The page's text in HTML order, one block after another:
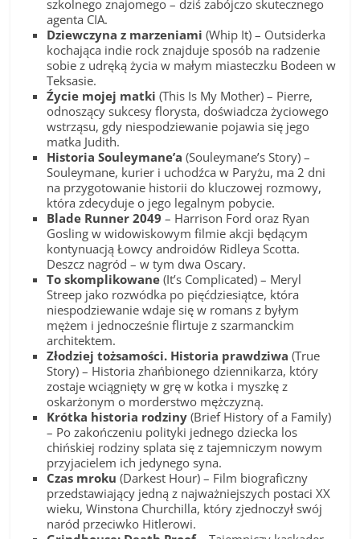
szkolnego znajomego – dziś zabójczo skutecznego
agenta CIA.
Dziewczyna z marzeniami (Whip It) – Outsiderka
kochająca indie rock znajduje sposób na radzenie
sobie z udręką życia w małym miasteczku Bodeen w
Teksasie.
Źycie mojej matki (This Is My Mother) – Pierre,
odnoszący sukcesy florysta, doświadcza życiowego
wstrząsu, gdy niespodziewanie pojawia się jego
matka Judith.
Historia Souleymane’a (Souleymane’s Story) –
Souleymane, kurier i uchodźca w Paryżu, ma 2 dni
na przygotowanie historii do kluczowej rozmowy,
która zdecyduje o jego legalnym pobycie.
Blade Runner 2049 – Harrison Ford oraz Ryan
Gosling w widowiskowym filmie akcji będącym
kontynuacją Łowcy androidów Ridleya Scotta.
Deszcz nagród – w tym dwa Oscary.
To skomplikowane (It’s Complicated) – Meryl
Streep jako rozwódka po pięćdziesiątce, która
niespodziewanie wdaje się w romans z byłym
mężem i jednocześnie flirtuje z szarmanckim
architektem.
Złodziej tożsamości. Historia prawdziwa (True
Story) – Historia zhańbionego dziennikarza, który
zostaje wciągnięty w grę w kotka i myszkę z
oskarżonym o morderstwo mężczyzną.
Krótka historia rodziny (Brief History of a Family)
– Po zakończeniu polityki jednego dziecka los
chińskiej rodziny splata się z tajemniczym nowym
przyjacielem ich jedynego syna.
Czas mroku (Darkest Hour) – Film biograficzny
przedstawiający jedną z najważniejszych postaci XX
wieku, Winstona Churchilla, który zjednoczył swój
naród przeciwko Hitlerowi.